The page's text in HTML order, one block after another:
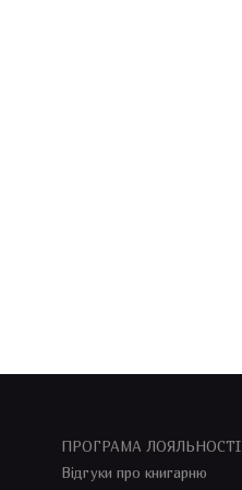
ПРОГРАМА ЛОЯЛЬНОСТІ
Відгуки про книгарню